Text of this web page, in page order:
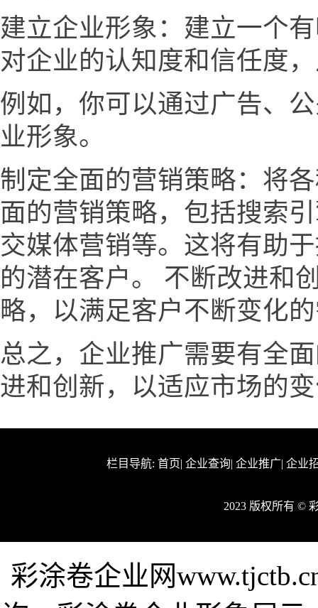
建立企业形象：建立一个
对企业的认知度和信任度
例如，你可以通过广告、
业形象。
制定全面的营销策略：将
面的营销策略，包括搜索
交媒体营销等。这将有助
的潜在客户。 不断改进和
略，以满足客户不断变化
总之，企业推广需要有全
进和创新，以适应市场的
栏目导航: 首页| 企业查询| 企业推广| 企业
2023 版权所有 ©
彩涂卷企业网